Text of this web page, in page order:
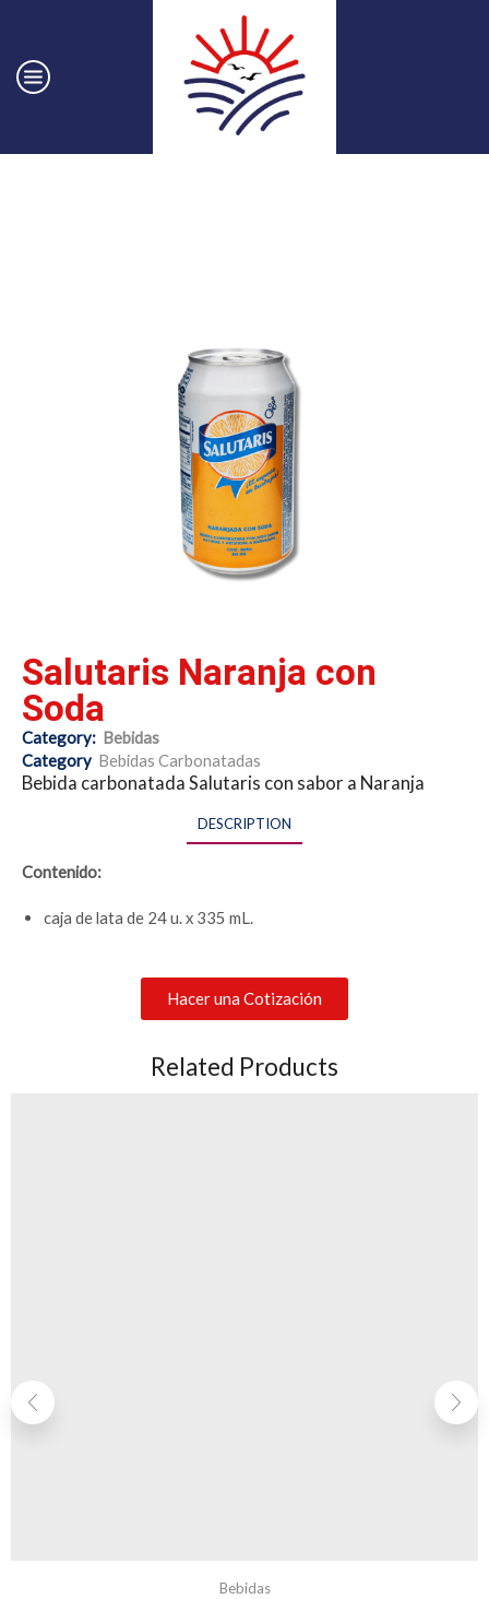
Salutaris Naranja con
Soda
Category: Bebidas
Category Bebidas Carbonatadas
Bebida carbonatada Salutaris con sabor a Naranja
DESCRIPTION
Contenido:
caja de lata de 24 u. x 335 mL.
Hacer una Cotización
Related Products
Bebidas